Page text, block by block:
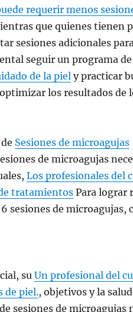
requerir menos
que quienes tienen
sesiones adicionales
seguir un programa
de la piely practicar
los resultados de
Sesiones de microagujas
de microagujas
Los profesionales del
tratamientosPara lograr
sesiones de microagujas,
suUn profesional del
de piel., objetivos y la
sesiones de microagujas